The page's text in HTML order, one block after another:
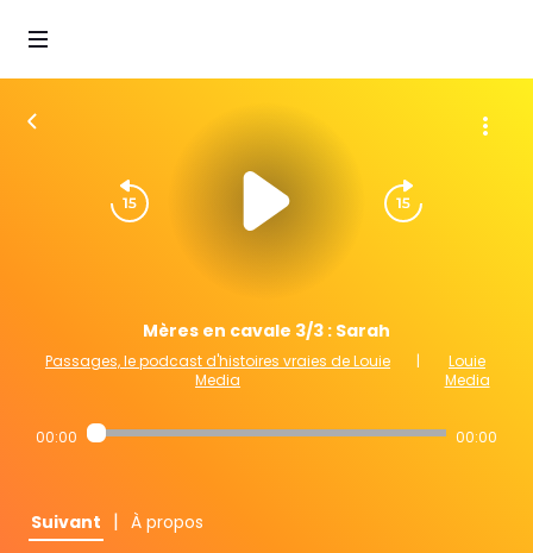
Mères en cavale 3/3 : Sarah
Passages, le podcast d'histoires vraies de Louie
Media
|
Louie
Media
00:00 00:00
Suivant | À propos